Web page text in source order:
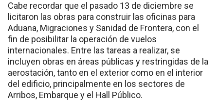
Cabe recordar que el pasado 13 de diciembre se
licitaron las obras para construir las oficinas para
Aduana, Migraciones y Sanidad de Frontera, con el
fin de posibilitar la operación de vuelos
internacionales. Entre las tareas a realizar, se
incluyen obras en áreas públicas y restringidas de la
aerostación, tanto en el exterior como en el interior
del edificio, principalmente en los sectores de
Arribos, Embarque y el Hall Público.